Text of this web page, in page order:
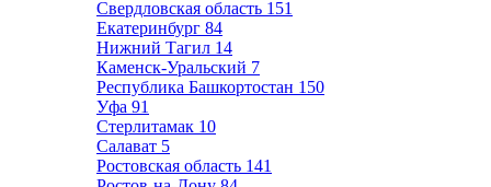
Свердловская область 151
Екатеринбург 84
Нижний Тагил 14
Каменск-Уральский 7
Республика Башкортостан 150
Уфа 91
Стерлитамак 10
Салават 5
Ростовская область 141